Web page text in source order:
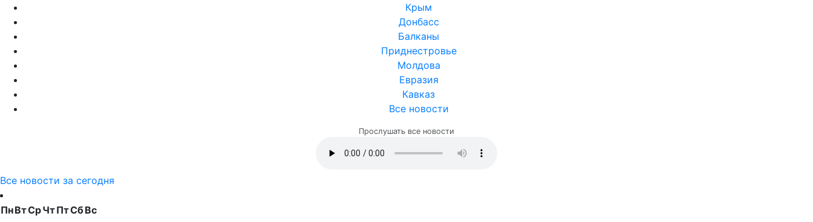
Крым
Донбасс
Балканы
Приднестровье
Молдова
Евразия
Кавказ
Все новости
Прослушать все новости
Все новости за сегодня
ПнВтСрЧтПтСбВс